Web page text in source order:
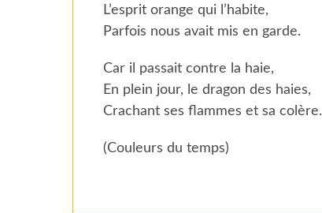
L’esprit orange qui l’habite,
Parfois nous avait mis en garde.
Car il passait contre la haie,
En plein jour, le dragon des haies,
Crachant ses flammes et sa colère.
(Couleurs du temps)